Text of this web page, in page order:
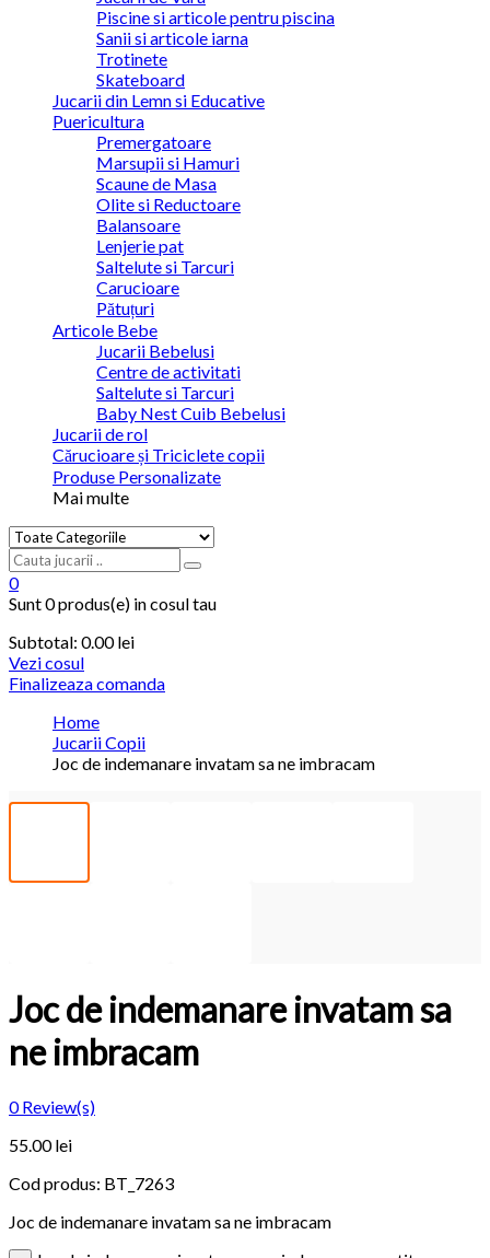
Piscine si articole pentru piscina
Sanii si articole iarna
Trotinete
Skateboard
Jucarii din Lemn si Educative
Puericultura
Premergatoare
Marsupii si Hamuri
Scaune de Masa
Olite si Reductoare
Balansoare
Lenjerie pat
Saltelute si Tarcuri
Carucioare
Pătuțuri
Articole Bebe
Jucarii Bebelusi
Centre de activitati
Saltelute si Tarcuri
Baby Nest Cuib Bebelusi
Jucarii de rol
Cărucioare și Triciclete copii
Produse Personalizate
Mai multe
0
Sunt0 produs(e) in cosul tau
Subtotal: 0.00 lei
Vezi cosul
Finalizeaza comanda
Home
Jucarii Copii
Joc de indemanare invatam sa ne imbracam
Joc de indemanare invatam sa
ne imbracam
0Review(s)
55.00 lei
Cod produs: BT_7263
Joc de indemanare invatam sa ne imbracam